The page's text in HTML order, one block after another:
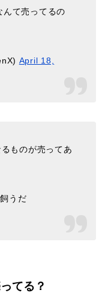
んて売ってるの
April 18,
ものが売ってあ
うだ
てる？